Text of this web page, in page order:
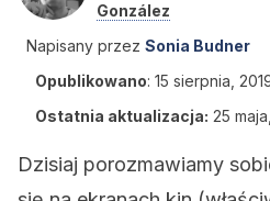
González
Napisany przez Sonia Budner
Opublikowano: 15 sierpnia,
Ostatnia aktualizacja: 25
Dzisiaj porozmawiamy